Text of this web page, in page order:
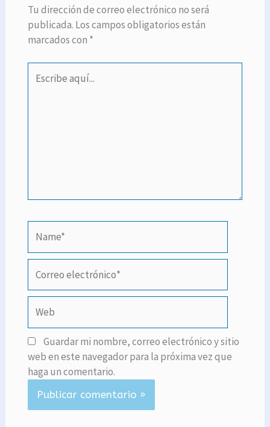
Tu dirección de correo electrónico no será
publicada. Los campos obligatorios están
marcados con *
aquí...
electrónico*
Guardar mi nombre, correo electrónico y sitio
web en este navegador para la próxima vez que
haga un comentario.